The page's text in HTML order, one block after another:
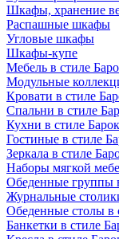
Шкафы, хранение
Распашные шкафы
Угловые шкафы
Шкафы-купе
Мебель в стиле
Модульные
Кровати в стиле
Спальни в стиле
Кухни в стиле
Гостиные в стиле
Зеркала в стиле
Наборы мягкой
Обеденные группы
Журнальные
Обеденные столы в
Банкетки в стиле